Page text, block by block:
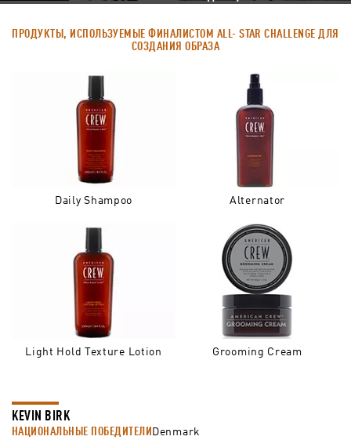
KEVIN BIRK
НАЦИОНАЛЬНЫЕ ПОБЕДИТЕЛИDenmark
ПРОДУКТЫ, ИСПОЛЬЗУЕМЫЕ ФИНАЛИСТОМ ALL- STAR CHALLENGE ДЛЯ
СОЗДАНИЯ ОБРАЗА
Daily Shampoo Alternator
Light Hold Texture Lotion Grooming Cream